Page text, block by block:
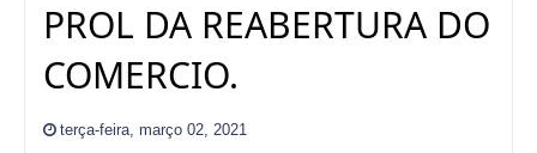
PROL DA REABERTURA DO
COMERCIO.
terça-feira, março 02, 2021